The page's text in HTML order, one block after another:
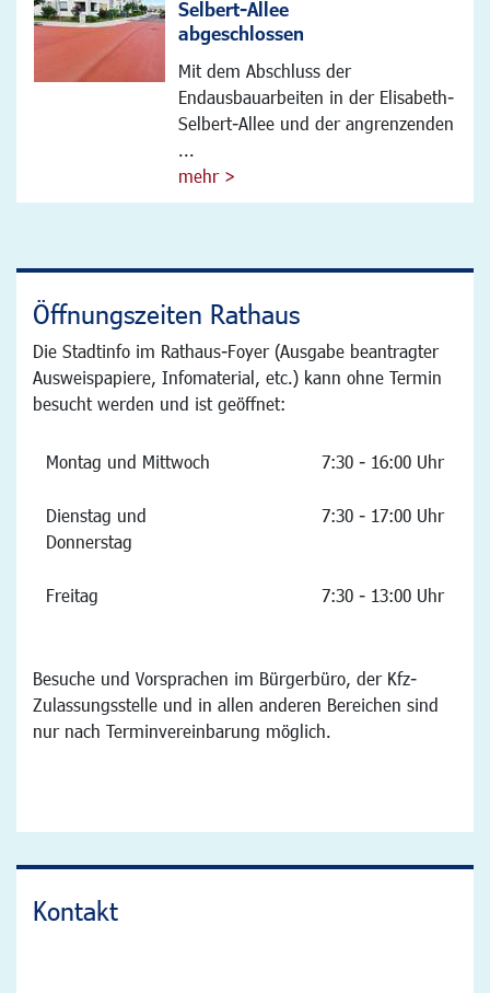
Selbert-Allee
abgeschlossen
Mit dem Abschluss der
Endausbauarbeiten in der Elisabeth-
Selbert-Allee und der angrenzenden
...
mehr >
Öffnungszeiten Rathaus
Die Stadtinfo im Rathaus-Foyer (Ausgabe beantragter
Ausweispapiere, Infomaterial, etc.) kann ohne Termin
besucht werden und ist geöffnet:
Montag und Mittwoch 7:30 - 16:00 Uhr
Dienstag und
Donnerstag
7:30 - 17:00 Uhr
Freitag 7:30 - 13:00 Uhr
Besuche und Vorsprachen im Bürgerbüro, der Kfz-
Zulassungsstelle und in allen anderen Bereichen sind
nur nach Terminvereinbarung möglich.
Kontakt